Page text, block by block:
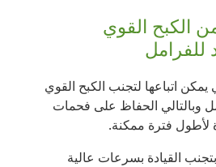
الكبح القوي
للفرامل
اتباعها لتجنب الكبح القوي
وبالتالي الحفاظ على فحمات
لأطول فترة ممكنة.
القيادة بسرعات عالية